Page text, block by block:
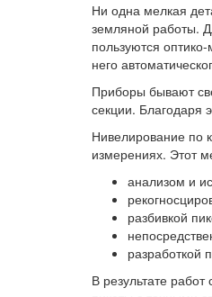
Ни одна мелкая
земляной работы.
пользуются
него
Приборы бывают
секции. Благодаря
Нивелирование по
измерениях. Этот
анализом и
разбивкой
В результате